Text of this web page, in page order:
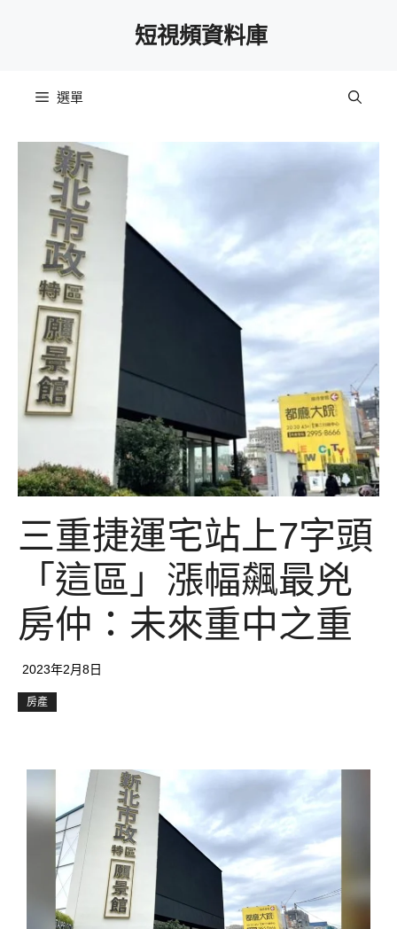
短視頻資料庫
選單
三重捷運宅站上7字頭
「這區」漲幅飆最兇
房仲：未來重中之重
2023年2月8日
房產